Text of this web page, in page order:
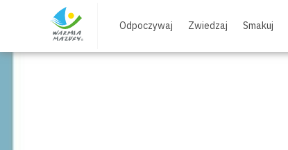
Odpoczywaj Zwiedzaj Smakuj